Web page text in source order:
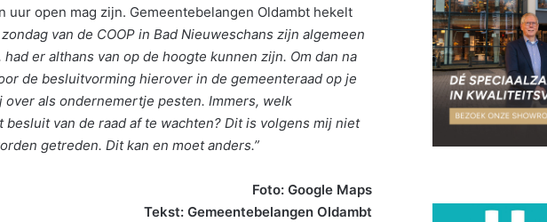
open mag zijn. Gemeentebelangen Oldambt hekelt
van de COOP in Bad Nieuweschans zijn algemeen
er althans van op de hoogte kunnen zijn. Om dan na
de besluitvorming hierover in de gemeenteraad op je
als ondernemertje pesten. Immers, welk
van de raad af te wachten? Dit is volgens mij niet
getreden. Dit kan en moet anders.”
Foto: Google Maps
Tekst: Gemeentebelangen Oldambt